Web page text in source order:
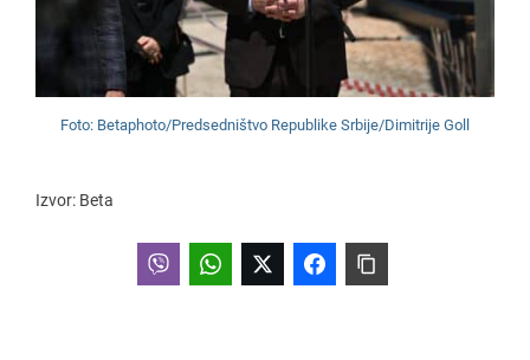
Foto: Betaphoto/Predsedništvo Republike Srbije/Dimitrije Goll
Izvor: Beta